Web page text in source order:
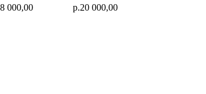
000,00
р.20 000,00